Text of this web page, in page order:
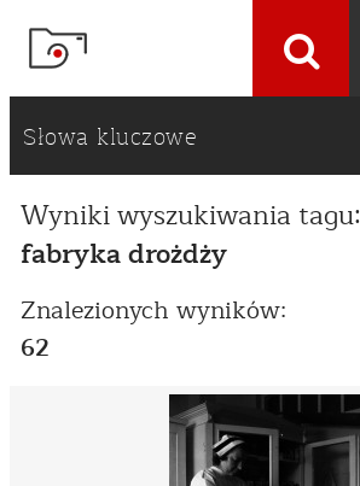
Słowa kluczowe
Wyniki wyszukiwania tagu:
fabryka drożdży
Znalezionych wyników:
62